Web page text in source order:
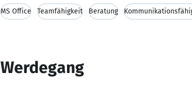
MS Office Teamfähigkeit Beratung
Werdegang